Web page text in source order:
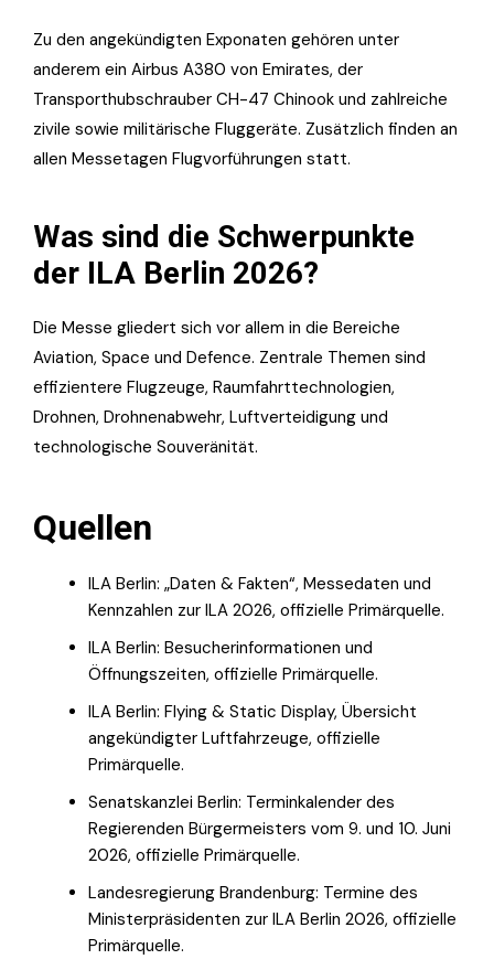
Zu den angekündigten Exponaten gehören unter
anderem ein Airbus A380 von Emirates, der
Transporthubschrauber CH-47 Chinook und zahlreiche
zivile sowie militärische Fluggeräte. Zusätzlich finden an
allen Messetagen Flugvorführungen statt.
Was sind die Schwerpunkte
der ILA Berlin 2026?
Die Messe gliedert sich vor allem in die Bereiche
Aviation, Space und Defence. Zentrale Themen sind
effizientere Flugzeuge, Raumfahrttechnologien,
Drohnen, Drohnenabwehr, Luftverteidigung und
technologische Souveränität.
Quellen
ILA Berlin: „Daten & Fakten“, Messedaten und
Kennzahlen zur ILA 2026, offizielle Primärquelle.
ILA Berlin: Besucherinformationen und
Öffnungszeiten, offizielle Primärquelle.
ILA Berlin: Flying & Static Display, Übersicht
angekündigter Luftfahrzeuge, offizielle
Primärquelle.
Senatskanzlei Berlin: Terminkalender des
Regierenden Bürgermeisters vom 9. und 10. Juni
2026, offizielle Primärquelle.
Landesregierung Brandenburg: Termine des
Ministerpräsidenten zur ILA Berlin 2026, offizielle
Primärquelle.